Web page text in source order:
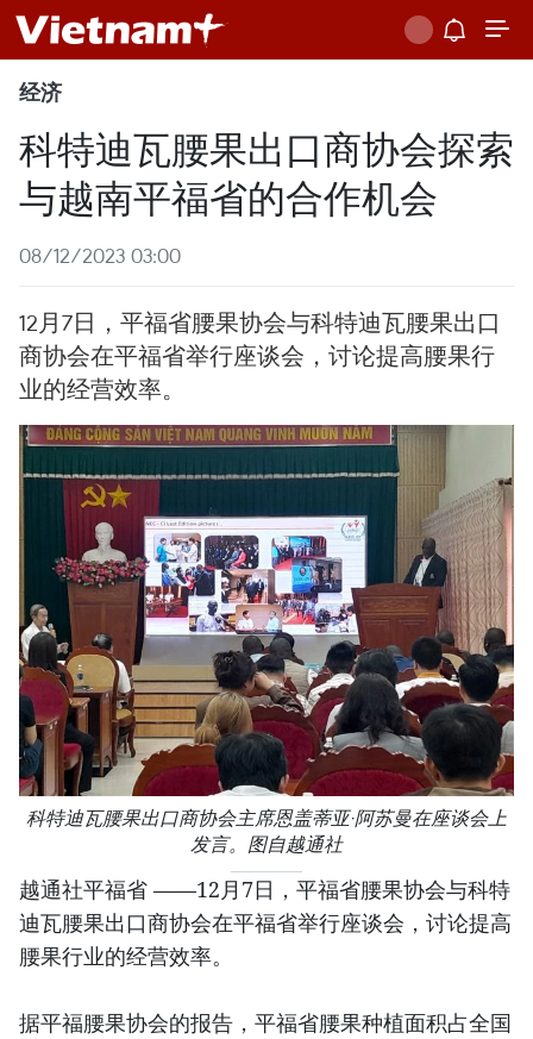
经济
科特迪瓦腰果出口商协会探索
与越南平福省的合作机会
08/12/2023 03:00
12月7日，平福省腰果协会与科特迪瓦腰果出口
商协会在平福省举行座谈会，讨论提高腰果行
业的经营效率。
科特迪瓦腰果出口商协会主席恩盖蒂亚·阿苏曼在座谈会上
发言。图自越通社
越通社平福省 ——12月7日，平福省腰果协会与科特
迪瓦腰果出口商协会在平福省举行座谈会，讨论提高
腰果行业的经营效率。
据平福腰果协会的报告，平福省腰果种植面积占全国